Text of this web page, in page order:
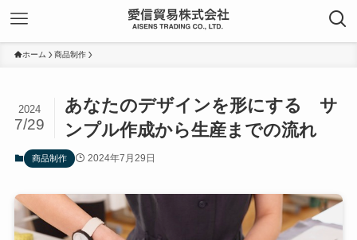
ホーム 商品制作
あなたのデザインを形にする サ
ンプル作成から生産までの流れ
2024
7/29
商品制作 2024年7月29日